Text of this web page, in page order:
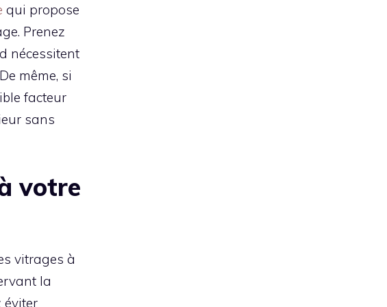
qui propose
Prenez
nécessitent
même, si
facteur
sans
votre
vitrages à
la
éviter